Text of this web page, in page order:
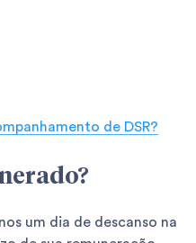
de DSR?
um dia de descanso na